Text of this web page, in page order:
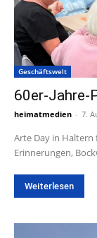
Geschäftswelt
60er-Jahre-
heimatmedien - 7.
Arte Day in Haltern
Erinnerungen,
Weiterlesen